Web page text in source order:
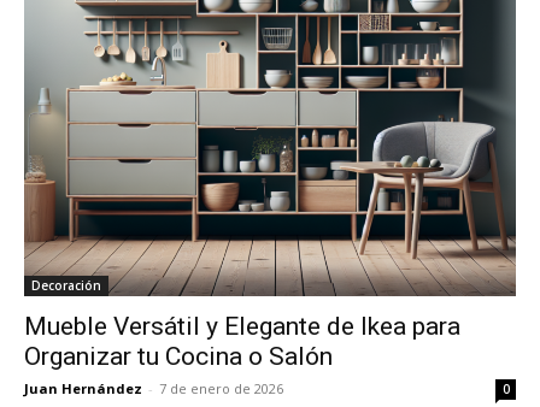
Decoración
Mueble Versátil y Elegante de Ikea para
Organizar tu Cocina o Salón
Juan Hernández - 7 de enero de 2026 0